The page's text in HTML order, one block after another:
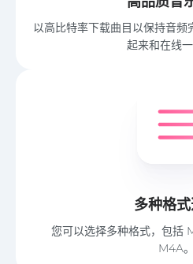
以高比特率下载曲目以保持音
起来和在线一
多种格
您可以选择多种格式，包括
M4A。